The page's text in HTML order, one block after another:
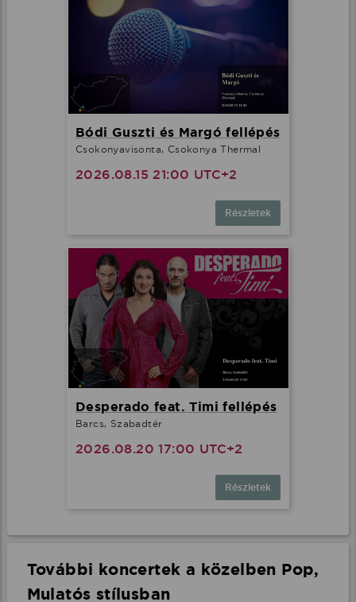
Bódi Guszti és Margó fellépés
Csokonyavisonta, Csokonya Thermal
2026.08.15 21:00 UTC+2
Részletek
Desperado feat. Timi fellépés
Barcs, Szabadtér
2026.08.20 17:00 UTC+2
Részletek
További koncertek a közelben Pop,
Mulatós stílusban